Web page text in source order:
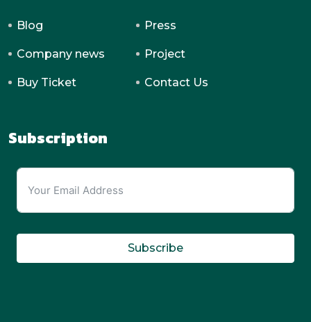
Blog Press
Company news Project
Buy Ticket Contact Us
Subscription
Subscribe